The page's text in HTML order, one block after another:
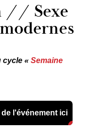
// Sexe
cycle « Semaine
l'événement ici